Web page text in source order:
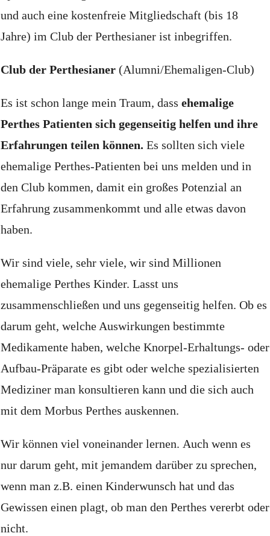
und auch eine kostenfreie Mitgliedschaft (bis 18
Jahre) im Club der Perthesianer ist inbegriffen.
Club der Perthesianer (Alumni/Ehemaligen-Club)
Es ist schon lange mein Traum, dass ehemalige
Perthes Patienten sich gegenseitig helfen und ihre
Erfahrungen teilen können. Es sollten sich viele
ehemalige Perthes-Patienten bei uns melden und in
den Club kommen, damit ein großes Potenzial an
Erfahrung zusammenkommt und alle etwas davon
haben.
Wir sind viele, sehr viele, wir sind Millionen
ehemalige Perthes Kinder. Lasst uns
zusammenschließen und uns gegenseitig helfen. Ob es
darum geht, welche Auswirkungen bestimmte
Medikamente haben, welche Knorpel-Erhaltungs- oder
Aufbau-Präparate es gibt oder welche spezialisierten
Mediziner man konsultieren kann und die sich auch
mit dem Morbus Perthes auskennen.
Wir können viel voneinander lernen. Auch wenn es
nur darum geht, mit jemandem darüber zu sprechen,
wenn man z.B. einen Kinderwunsch hat und das
Gewissen einen plagt, ob man den Perthes vererbt oder
nicht.